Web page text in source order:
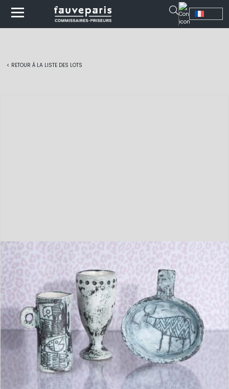
< RETOUR À LA LISTE DES LOTS